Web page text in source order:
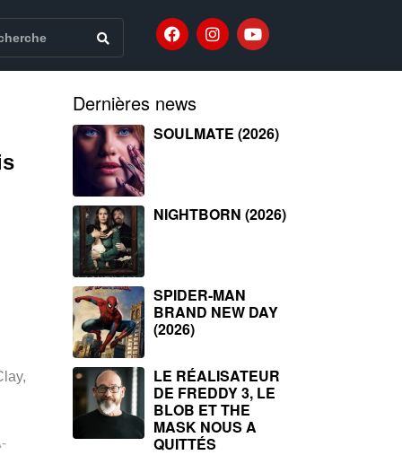
Dernières news
SOULMATE (2026)
NIGHTBORN (2026)
SPIDER-MAN
BRAND NEW DAY
(2026)
LE RÉALISATEUR
DE FREDDY 3, LE
BLOB ET THE
MASK NOUS A
QUITTÉS